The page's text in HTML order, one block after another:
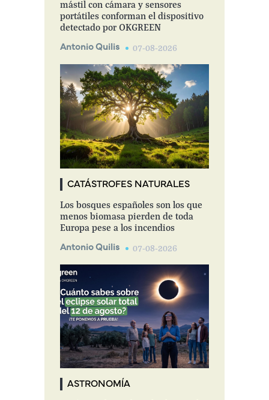
mástil con cámara y sensores
portátiles conforman el dispositivo
detectado por OKGREEN
Antonio Quilis 07-08-2026
CATÁSTROFES NATURALES
Los bosques españoles son los que
menos biomasa pierden de toda
Europa pese a los incendios
Antonio Quilis 07-08-2026
ASTRONOMÍA